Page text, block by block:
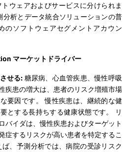
ウェアおよびサービスに分けられま
析とデータ統合ソリューションの普
のソフトウェアセグメントアカウン
マーケットドライバー
せる: 糖尿病、心血管疾患、慢性呼吸
疾患の増大は、患者のリスク増殖市場
要因です。 慢性疾患は、継続的な健
とする長持ちする健康状態です。 リ
バイダは、慢性疾患およびターゲット
症するリスクが高い患者を特定するこ
、予測分析では、病院の受診リスク